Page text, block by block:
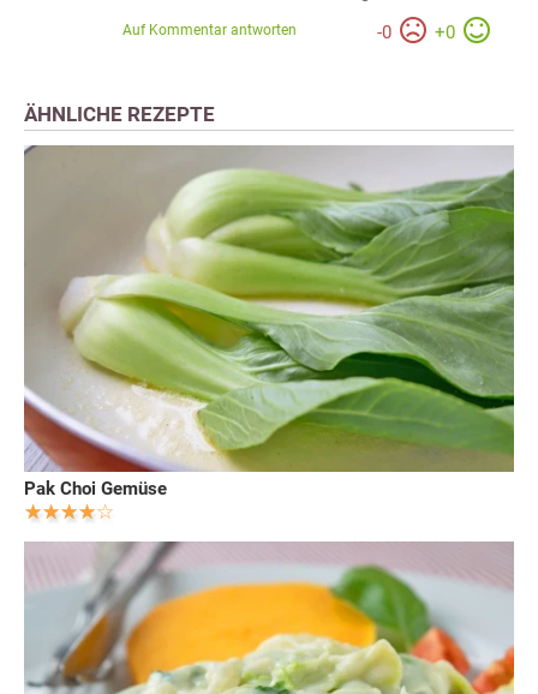
-0 +0
Auf Kommentar antworten
ÄHNLICHE REZEPTE
Pak Choi Gemüse